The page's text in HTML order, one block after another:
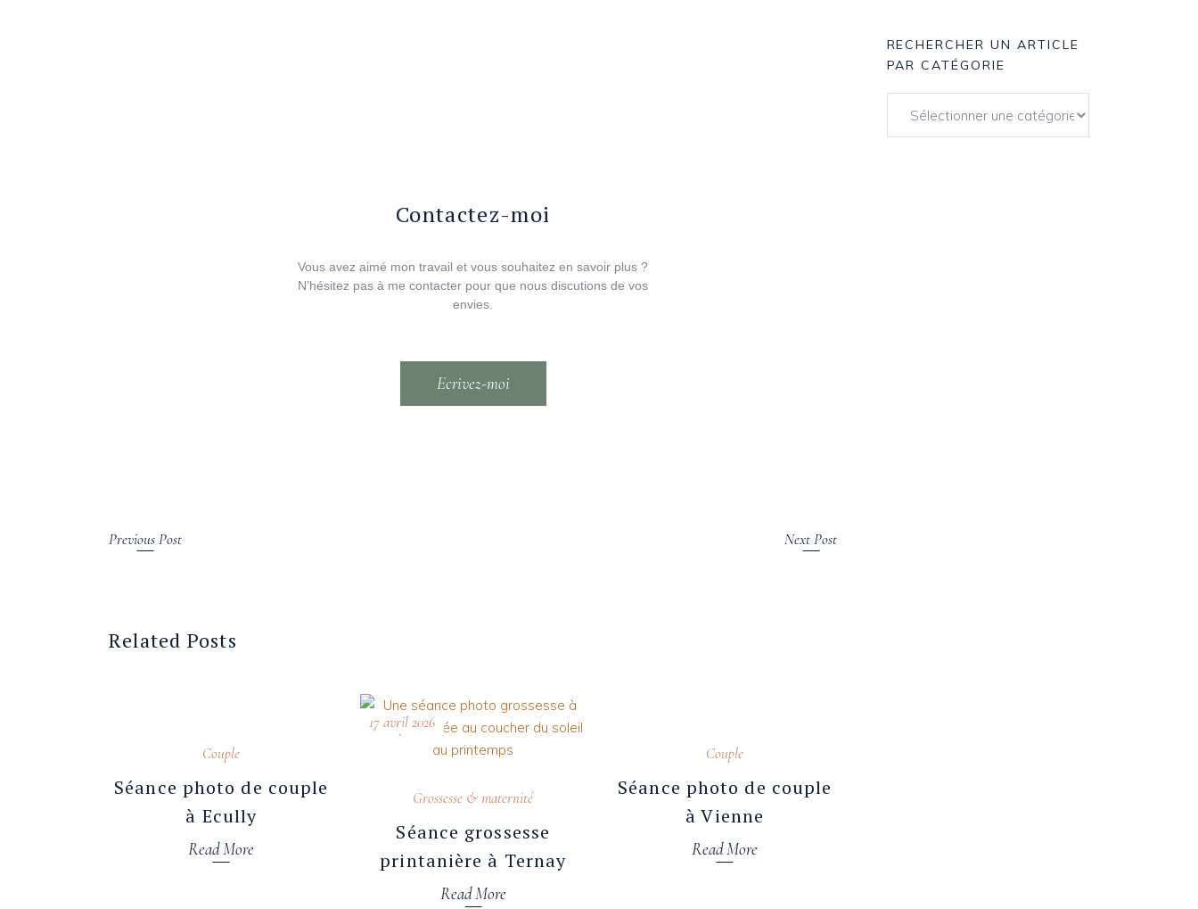
Contactez-moi
Vous avez aimé mon travail et vous souhaitez en savoir plus ?
N’hésitez pas à me contacter pour que nous discutions de vos
envies.
Ecrivez-moi
Previous Post Next Post
Related Posts
Couple
Séance photo de couple
à Ecully
Read More
17 avril 2026
Grossesse & maternité
Séance grossesse
printanière à Ternay
Read More
Couple
Séance photo de couple
à Vienne
Read More
RECHERCHER UN ARTICLE
PAR CATÉGORIE